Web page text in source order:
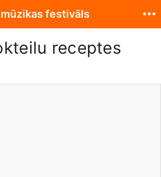
receptes
festivāls